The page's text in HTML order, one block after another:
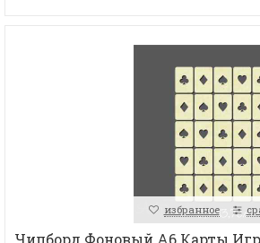
избранное
Чипборд Фоновый А6 Карты